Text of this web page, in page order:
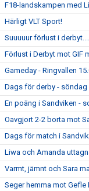
F18-landskampen med
Härligt VLT Sport!
Suuuuur förlust i derbyt....
Förlust i Derbyt mot GIF
Gameday - Ringvallen
Dags för derby - söndag
En poäng i Sandviken -
Oavgjort 2-2 borta mot
Dags för match i
Liwa och Amanda
Varmt, jämnt och Sara
Seger hemma mot Gefle